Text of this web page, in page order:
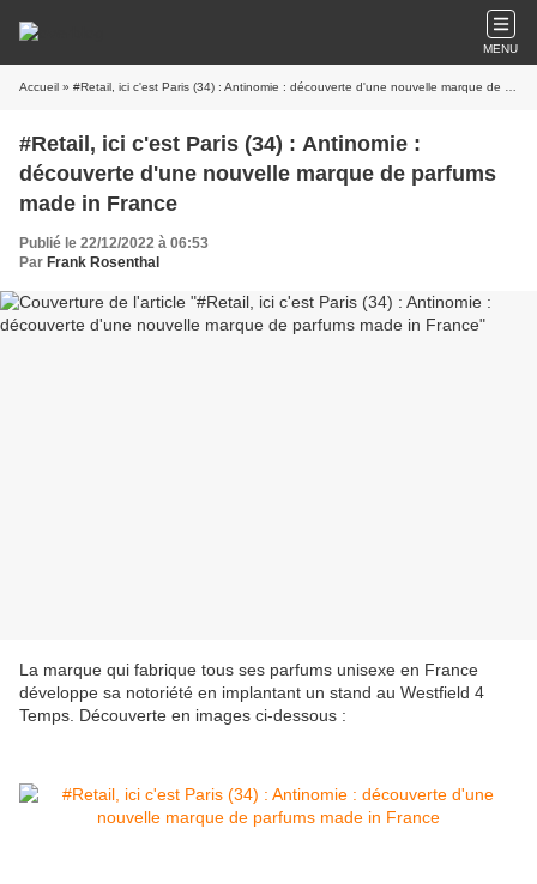
MENU
Accueil » #Retail, ici c'est Paris (34) : Antinomie : découverte d'une nouvelle marque de parfums made in France
#Retail, ici c'est Paris (34) : Antinomie :
découverte d'une nouvelle marque de parfums
made in France
Publié le 22/12/2022 à 06:53
Par Frank Rosenthal
La marque qui fabrique tous ses parfums unisexe en France
développe sa notoriété en implantant un stand au Westfield 4
Temps. Découverte en images ci-dessous :